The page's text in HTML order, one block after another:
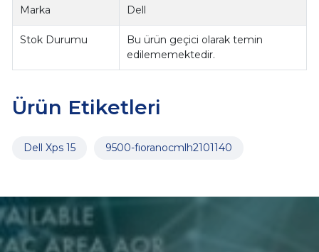
Marka Dell
Stok Durumu
Bu ürün geçici olarak temin
edilememektedir.
Ürün Etiketleri
Dell Xps 15 9500-fıoranocmlh2101140